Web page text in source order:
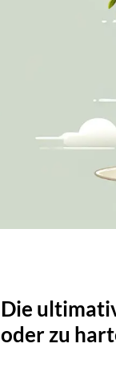
Die
oder zu